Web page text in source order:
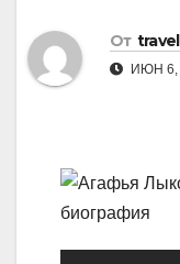
От
ИЮН 6,